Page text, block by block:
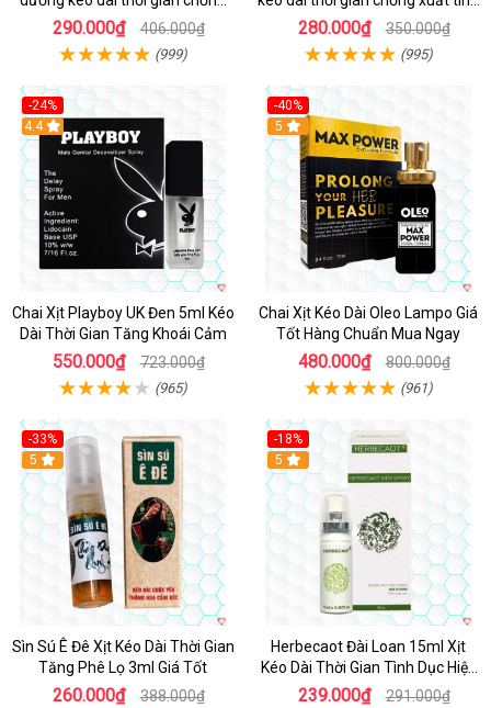
xuất tinh sớm hộp 10 viên
290.000₫ 406.000₫
(999)
hộp 4 viên
280.000₫ 350.000₫
(995)
-24%
Hot
4.4
Chai Xịt Playboy UK Đen 5ml Kéo
Dài Thời Gian Tăng Khoái Cảm
550.000₫ 723.000₫
(965)
-40%
5
Chai Xịt Kéo Dài Oleo Lampo Giá
Tốt Hàng Chuẩn Mua Ngay
480.000₫ 800.000₫
(961)
-33%
5
Sìn Sú Ê Đê Xịt Kéo Dài Thời Gian
Tăng Phê Lọ 3ml Giá Tốt
260.000₫ 388.000₫
-18%
5
Herbecaot Đài Loan 15ml Xịt
Kéo Dài Thời Gian Tình Dục Hiệu
Quả
239.000₫ 291.000₫